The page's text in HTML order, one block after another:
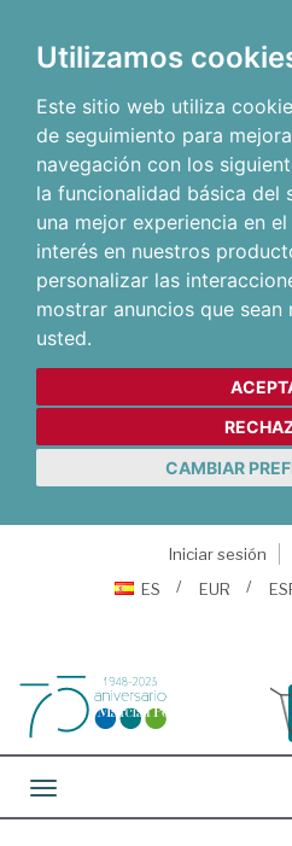
Utilizamos
Este sitio web utiliza
de seguimiento para
navegación con los
la funcionalidad básica del
una mejor experiencia en
interés en nuestros
personalizar las
mostrar anuncios que sean
usted.
CAMBIAR
Iniciar sesión
ES
EUR
Toggle navigation